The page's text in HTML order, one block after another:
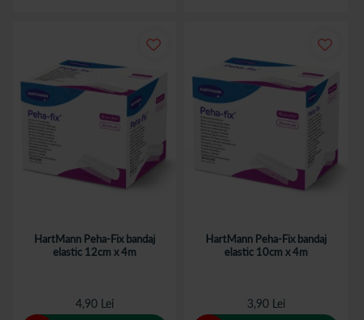
HartMann Peha-Fix bandaj
elastic 12cm x 4m
4,90 Lei
HartMann Peha-Fix bandaj
elastic 10cm x 4m
3,90 Lei